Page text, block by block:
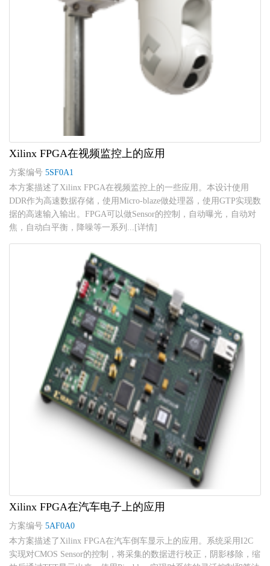
Xilinx FPGA在视频监控上的应用
方案编号 5SF0A1
本方案描述了Xilinx FPGA在视频监控上的一些应用。本设计使用
DDR作为高速数据存储，使用Micro-blaze做处理器，使用GTP实现数
据的高速输入输出。FPGA可以做Sensor的控制，自动曝光，自动对
焦，自动白平衡，降噪等一系列...[详情]
Xilinx FPGA在汽车电子上的应用
方案编号 5AF0A0
本方案描述了Xilinx FPGA在汽车倒车显示上的应用。系统采用I2C
实现对CMOS Sensor的控制，将采集的数据进行校正，阴影移除，缩